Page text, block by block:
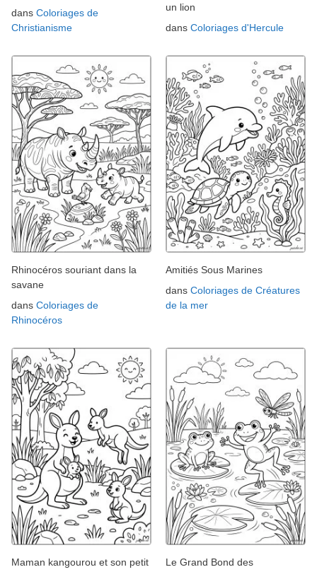
dans Coloriages de
Christianisme
un lion
dans Coloriages d'Hercule
Rhinocéros souriant dans la
savane
dans Coloriages de
Rhinocéros
Amitiés Sous Marines
dans Coloriages de Créatures
de la mer
Maman kangourou et son petit
Le Grand Bond des